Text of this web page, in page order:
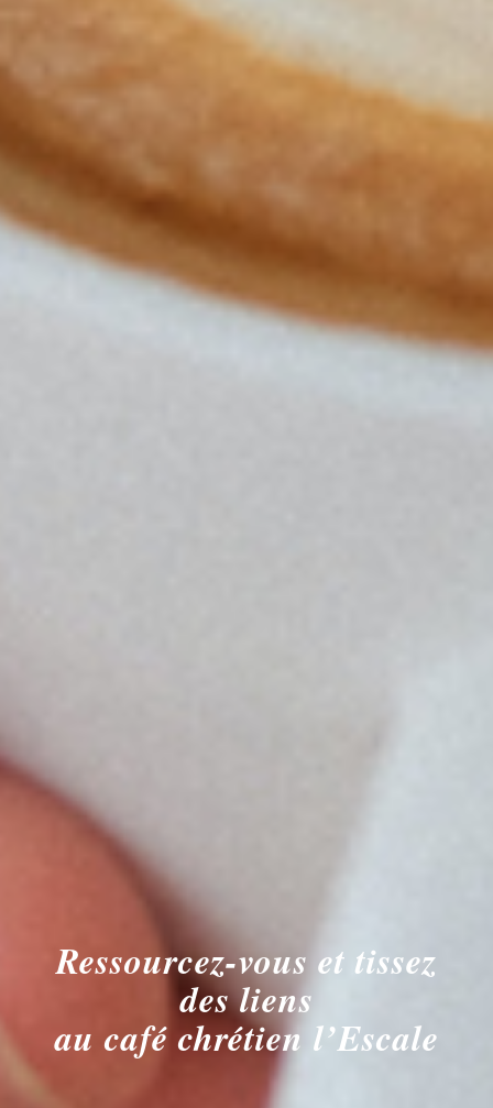
Ressourcez-vous et tissez
des liens
au café chrétien l’Escale